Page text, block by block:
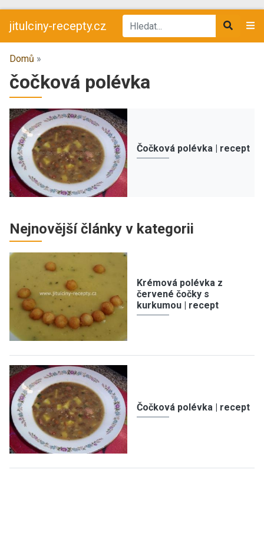
jitulciny-recepty.cz
Domů »
čočková polévka
Čočková polévka | recept
Nejnovější články v kategorii
Krémová polévka z
červené čočky s
kurkumou | recept
Čočková polévka | recept